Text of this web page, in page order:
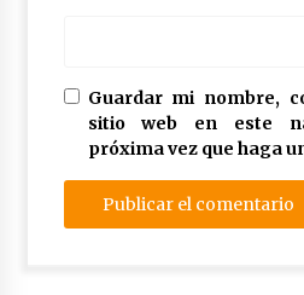
Guardar mi nombre,
sitio web en este
próxima vez que haga